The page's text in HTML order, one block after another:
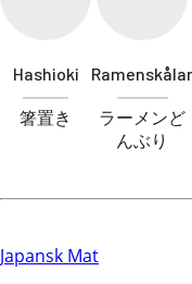
Hashioki
箸置き
Ramenskålar
ラーメンど
んぶり
Japansk Mat